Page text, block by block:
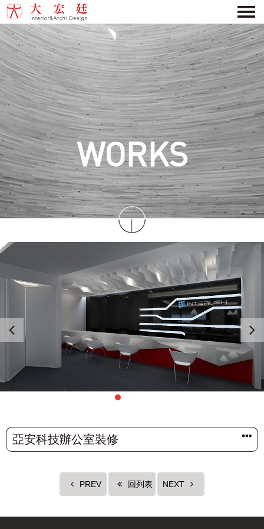
WORKS
亞安科技辦公室裝修
PREV 回列表 NEXT